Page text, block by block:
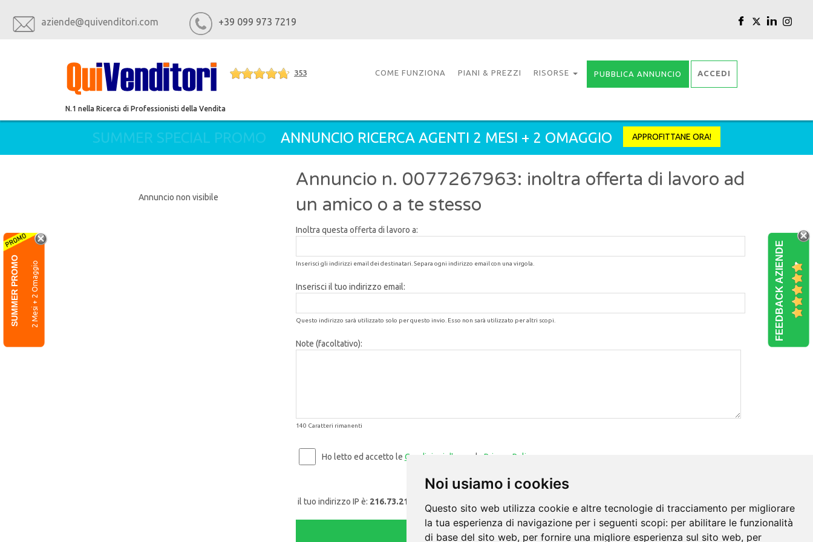
Noi usiamo i cookies
Questo sito web utilizza cookie e altre tecnologie di tracciamento per migliorare
la tua esperienza di navigazione per i seguenti scopi: per abilitare le funzionalità
di base del sito web, per fornire una migliore esperienza sul sito web, per
aziende@quivenditori.com +39 099 973 7219
353
N.1 nella Ricerca di Professionisti della Vendita
COME FUNZIONA PIANI & PREZZI RISORSE PUBBLICA ANNUNCIO ACCEDI
SUMMER SPECIAL PROMO ANNUNCIO RICERCA AGENTI 2 MESI + 2 OMAGGIO APPROFITTANE ORA!
FEEDBACK AZIENDE
SUMMER PROMO 2 Mesi + 2 Omaggio
Annuncio n. 0077267963: inoltra offerta di lavoro ad
un amico o a te stesso
Inoltra questa offerta di lavoro a:
Inserisci gli indirizzi email dei destinatari. Separa ogni indirizzo email con una virgola.
Inserisci il tuo indirizzo email:
Questo indirizzo sarà utilizzato solo per questo invio. Esso non sarà utilizzato per altri scopi.
Note (facoltativo):
140 Caratteri rimanenti
Ho letto ed accetto le Condizioni d'uso e la Privacy Policy
il tuo indirizzo IP è: 216.73.217.167
Annuncio non visibile